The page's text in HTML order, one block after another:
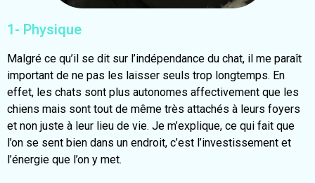
1- Physique
Malgré ce qu’il se dit sur l’indépendance du chat, il me paraît
important de ne pas les laisser seuls trop longtemps. En
effet, les chats sont plus autonomes affectivement que les
chiens mais sont tout de même très attachés à leurs foyers
et non juste à leur lieu de vie. Je m’explique, ce qui fait que
l’on se sent bien dans un endroit, c’est l’investissement et
l’énergie que l’on y met.